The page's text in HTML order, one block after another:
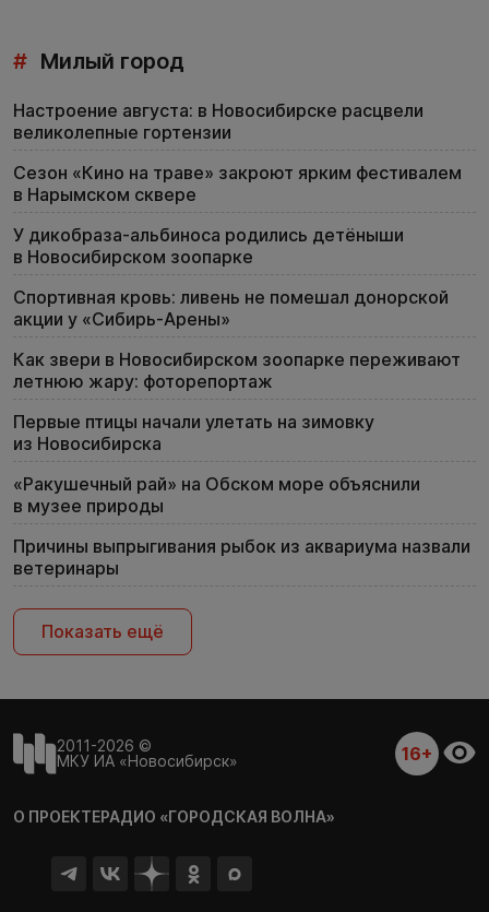
# Милый город
Настроение августа: в Новосибирске расцвели
великолепные гортензии
Сезон «Кино на траве» закроют ярким фестивалем
в Нарымском сквере
У дикобраза-альбиноса родились детёныши
в Новосибирском зоопарке
Спортивная кровь: ливень не помешал донорской
акции у «Сибирь-Арены»
Как звери в Новосибирском зоопарке переживают
летнюю жару: фоторепортаж
Первые птицы начали улетать на зимовку
из Новосибирска
«Ракушечный рай» на Обском море объяснили
в музее природы
Причины выпрыгивания рыбок из аквариума назвали
ветеринары
Показать ещё
2011-2026 ©
МКУ ИА «Новосибирск»
16+
О ПРОЕКТЕРАДИО «ГОРОДСКАЯ ВОЛНА»